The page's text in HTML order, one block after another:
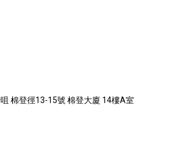
棉登徑13-15號 棉登大廈 14樓A室